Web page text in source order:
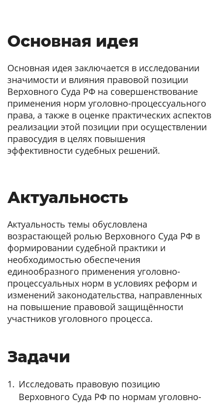
Основная идея
Основная идея заключается в исследовании
значимости и влияния правовой позиции
Верховного Суда РФ на совершенствование
применения норм уголовно-процессуального
права, а также в оценке практических аспектов
реализации этой позиции при осуществлении
правосудия в целях повышения
эффективности судебных решений.
Актуальность
Актуальность темы обусловлена
возрастающей ролью Верховного Суда РФ в
формировании судебной практики и
необходимостью обеспечения
единообразного применения уголовно-
процессуальных норм в условиях реформ и
изменений законодательства, направленных
на повышение правовой защищённости
участников уголовного процесса.
Задачи
Исследовать правовую позицию
Верховного Суда РФ по нормам уголовно-